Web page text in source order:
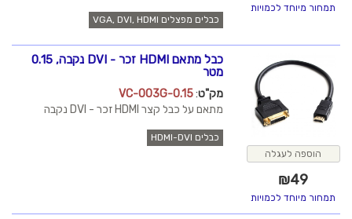
כבל מתאם HDMI זכר - DVI נקבה, 0.15
מטר
מק"ט
VC-003G-0.15
מתאם על כבל קצר HDMI זכר - DVI נקבה